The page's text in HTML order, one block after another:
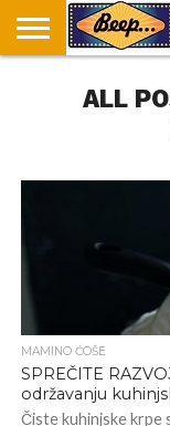
DORUČAK
SVAKODNEVICA
ENTERTAINMENT
LOKACIJE
HRANA I
RECEPTI
NEPUSACKI
LOKALIALL
MAMINO ĆOŠE
SPREČITE
održavanju
Čiste kuhinjske krpe